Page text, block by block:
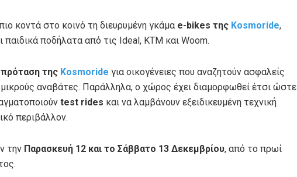
κοντά στο κοινό τη διευρυμένη γκάμα e-bikes της Kosmoride,
ποδήλατα από τις Ideal, KTM και Woom.
της Kosmoride για οικογένειες που αναζητούν ασφαλείς
μικρούς αναβάτες. Παράλληλα, ο χώρος έχει διαμορφωθεί έτσι ώστε
test rides και να λαμβάνουν εξειδικευμένη τεχνική
περιβάλλον.
την Παρασκευή 12 και το Σάββατο 13 Δεκεμβρίου, από το πρωί